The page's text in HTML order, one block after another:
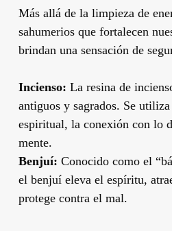
Más allá de la limpieza de
sahumerios que fortalecen
brindan una sensación de
Incienso: La resina de
antiguos y sagrados. Se
espiritual, la conexión con lo
mente.
Benjuí: Conocido como el
el benjuí eleva el espíritu,
protege contra el mal.